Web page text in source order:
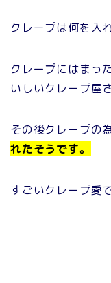
クレープは何を入
クレープにはまっ
いしいクレープ屋
その後クレープの為
れたそうです。
すごいクレープ愛